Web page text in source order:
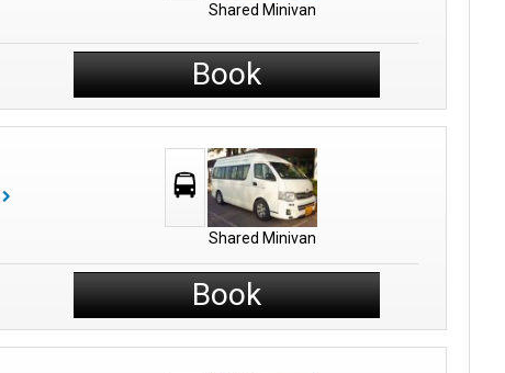
Shared Minivan
Book
Shared Minivan
Book